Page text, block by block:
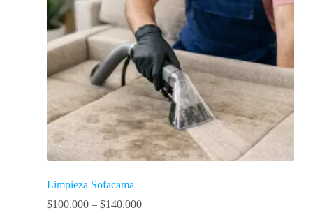
Limpieza Sofacama
$100.000 – $140.000